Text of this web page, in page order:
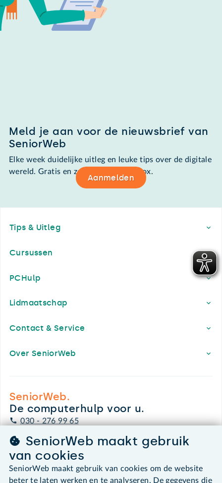
Meld je aan voor de nieuwsbrief van
SeniorWeb
Elke week duidelijke uitleg en leuke tips over de digitale
wereld. Gratis en zomaar in de mailbox.
Aanmelden
Tips & Uitleg
Cursussen
PCHulp
Lidmaatschap
Contact & Service
Over SeniorWeb
SeniorWeb.
De computerhulp voor u.
030 - 276 99 65
SeniorWeb maakt gebruik
van cookies
SeniorWeb maakt gebruik van cookies om de website
beter te laten werken en te analyseren. De gegevens die